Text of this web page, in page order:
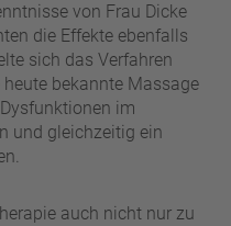
von Frau Dicke
die Effekte ebenfalls
sich das Verfahren
bekannte Massage
im
und gleichzeitig ein
auch nicht nur zu